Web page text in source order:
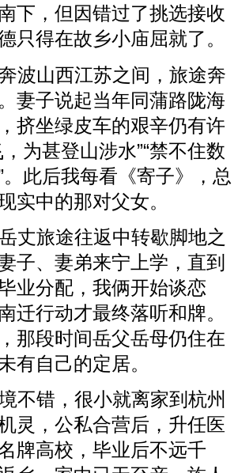
下，但因错过了挑选接收
只得在故乡小庙屈就了。
山西江苏之间，旅途奔
妻子说起当年同蒲路陇海
挤坐绿皮车的艰辛仍有许
为甚登山涉水”“禁不住数
此后我每看《寄子》，总
实中的那对父女。
旅途往返中转歇脚地之
子、妻弟来宁上学，直到
业分配，我俩开始谈恋
迁行动才最终落听和牌。
那段时间岳父岳母仍住在
有自己的定居。
错，很小就离家到杭州
灵，公私合营后，升任医
牌高校，毕业后不远千